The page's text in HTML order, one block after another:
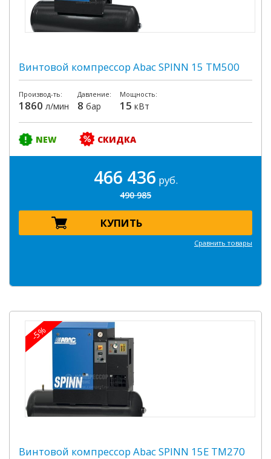
Винтовой компрессор Abac SPINN 15 TM500
Производ-ть:
1860 л/мин
Давление:
8 бар
Мощность:
15 кВт
NEW СКИДКА
466 436 руб.
490 985
КУПИТЬ
Сравнить товары
-5%
Винтовой компрессор Abac SPINN 15E TM270